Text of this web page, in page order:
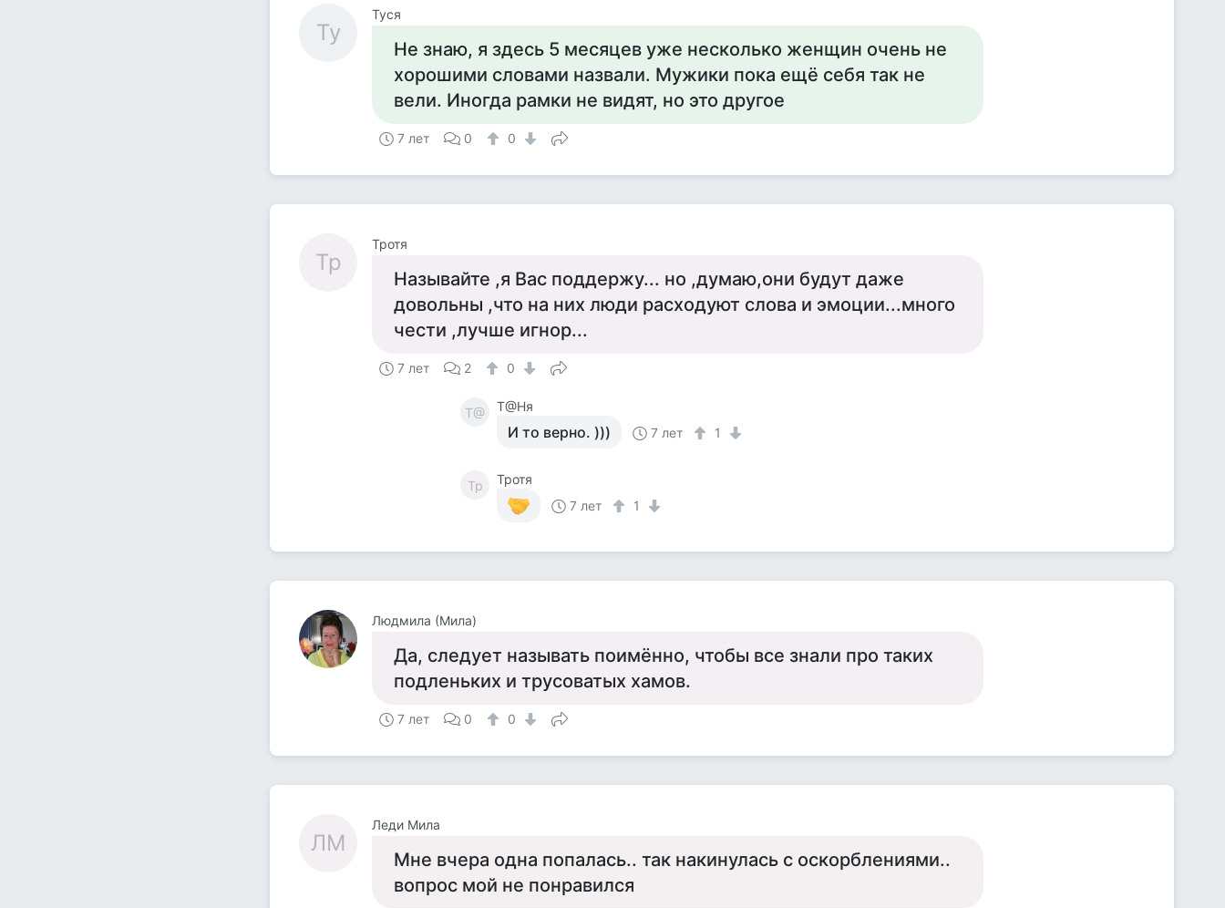
Ty
Tycя
Не знаю, я здесь 5 месяцев уже несколько женщин очень не
хорошими словами назвали. Мужики пока ещё себя так не
вели. Иногда рамки не видят, но это другое
7 лет 0 0
Тр
Тротя
Называйте ,я Вас поддержу... но ,думаю,они будут даже
довольны ,что на них люди расходуют слова и эмоции...много
чести ,лучше игнор...
7 лет 2 0
Т@ Т@Ня
И то верно. ))) 7 лет 1
Тр
Тротя
7 лет
1
Людмила (Мила)
Да, следует называть поимённо, чтобы все знали про таких
подленьких и трусоватых хамов.
7 лет 0 0
ЛМ
Леди Мила
Мне вчера одна попалась.. так накинулась с оскорблениями..
вопрос мой не понравился